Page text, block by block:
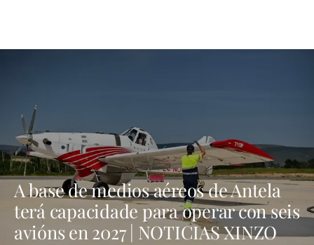
A base de medios aéreos de Antela
terá capacidade para operar con seis
avións en 2027 | NOTICIAS XINZO